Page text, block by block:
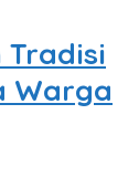
Tradisi
Warga